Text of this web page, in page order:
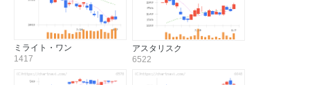
ミライト・ワン
1417
アスタリスク
6522